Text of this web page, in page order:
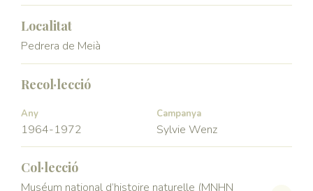
Localitat
Pedrera de Meià
Recol·lecció
Any
1964-1972
Campanya
Sylvie Wenz
Col·lecció
Muséum national d’histoire naturelle (MNHN